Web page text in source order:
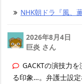
NHK朝ドラ『風、
2026年8月4日
巨炎 さん
GACKTの演技力
る印象…。弁護士設